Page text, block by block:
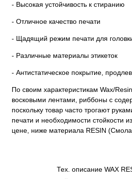
- Высокая устойчивость к стиранию
- Отличное качество печати
- Щадящий режим печати для
- Различные материалы этикеток
- Антистатическое покрытие,
По своим характеристикам Wax/
восковыми лентами, риббоны с
поскольку товар часто трогают
печати и необходимости стойкости
цене, ниже материала RESIN
Тех. описание WAX